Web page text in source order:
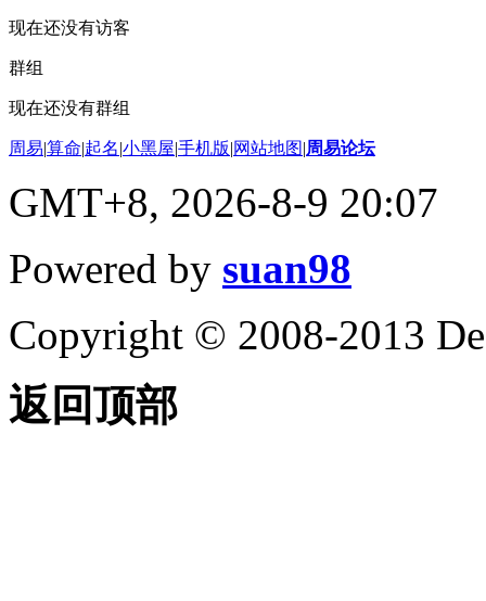
现在还没有访客
群组
现在还没有群组
周易|算命|起名|小黑屋|手机版|网站地图|周易论坛
GMT+8, 2026-8-9 20:07
Powered by suan98
Copyright © 2008-2013
返回顶部